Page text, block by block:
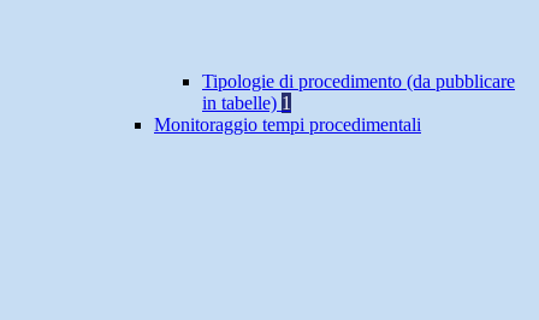
Tipologie di procedimento (da pubblicare
in tabelle) 1
Monitoraggio tempi procedimentali